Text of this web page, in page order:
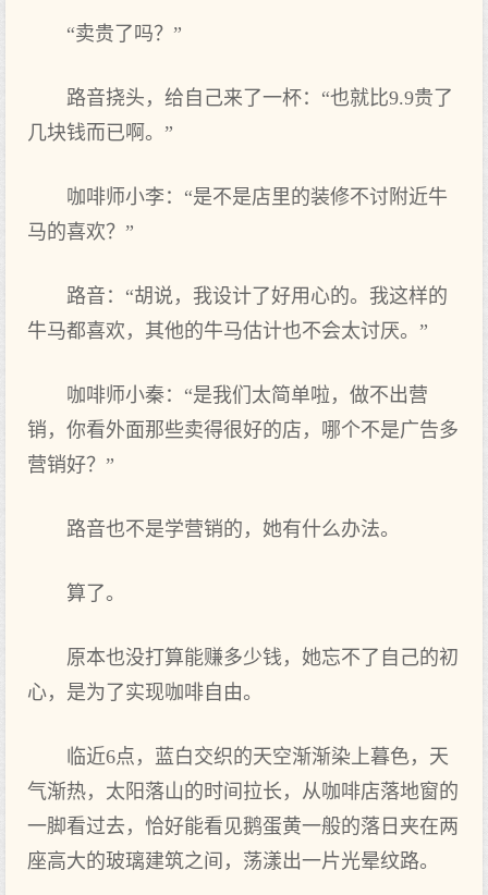
“卖贵了吗？”
路音挠头，给自己来了一杯：“也就比9.9贵了
几块钱而已啊。”
咖啡师小李：“是不是店里的装修不讨附近牛
马的喜欢？”
路音：“胡说，我设计了好用心的。我这样的
牛马都喜欢，其他的牛马估计也不会太讨厌。”
咖啡师小秦：“是我们太简单啦，做不出营
销，你看外面那些卖得很好的店，哪个不是广告多
营销好？”
路音也不是学营销的，她有什么办法。
算了。
原本也没打算能赚多少钱，她忘不了自己的初
心，是为了实现咖啡自由。
临近6点，蓝白交织的天空渐渐染上暮色，天
气渐热，太阳落山的时间拉长，从咖啡店落地窗的
一脚看过去，恰好能看见鹅蛋黄一般的落日夹在两
座高大的玻璃建筑之间，荡漾出一片光晕纹路。